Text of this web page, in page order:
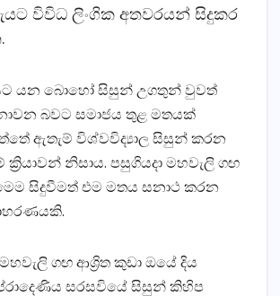
විවිධ ලිංගික අතවරයන් සිදුකර
යන බොහෝ සිසුන් උගතුන් වුවත්
බවට සමාජය තුළ මතයක්‌
ඇතැම් විශ්වවිද්‍යාල සිසුන් කරන
නිසාය. පසුගියදා මහවැලි ගඟ
සිදුවීමත් එම මතය සනාථ කරන
ගඟ ආශ්‍රිත කුඩා ඔයේ දිය
සරසවියේ සිසුන් කිහිප